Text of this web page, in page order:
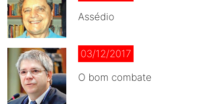
Assédio
03/12/2017
O bom combate